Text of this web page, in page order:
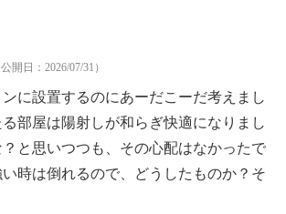
開日：2026/07/31）
に設置するのにあーだこーだ考えまし
部屋は陽射しが和らぎ快適になりまし
と思いつつも、その心配はなかったで
時は倒れるので、どうしたものか？そ